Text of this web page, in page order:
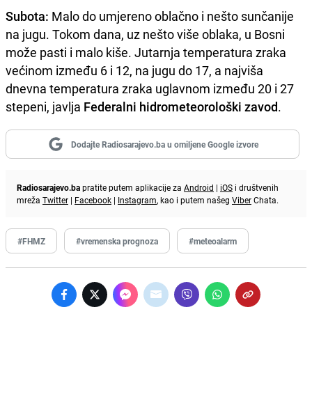
Subota: Malo do umjereno oblačno i nešto sunčanije
na jugu. Tokom dana, uz nešto više oblaka, u Bosni
može pasti i malo kiše. Jutarnja temperatura zraka
većinom između 6 i 12, na jugu do 17, a najviša
dnevna temperatura zraka uglavnom između 20 i 27
stepeni, javlja Federalni hidrometeorološki zavod.
Dodajte Radiosarajevo.ba u omiljene Google izvore
Radiosarajevo.bapratite putem aplikacije za Android | iOS i društvenih
mreža Twitter | Facebook | Instagram, kao i putem našeg ViberChata.
#FHMZ #vremenska prognoza #meteoalarm